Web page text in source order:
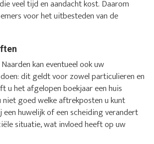
veel tijd en aandacht kost. Daarom
voor het uitbesteden van de
kan eventueel ook uw
dit geldt voor zowel particulieren en
u het afgelopen boekjaar een huis
goed welke aftrekposten u kunt
een huwelijk of een scheiding verandert
situatie, wat invloed heeft op uw